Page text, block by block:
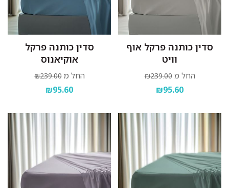
סדין כותנה פרקל אוף
וויט
החל מ ₪239.00
₪95.60
סדין כותנה פרקל
אוקיאנוס
החל מ ₪239.00
₪95.60